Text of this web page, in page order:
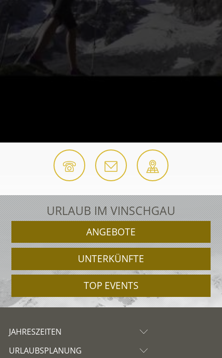
URLAUB IM VINSCHGAU
ANGEBOTE
UNTERKÜNFTE
TOP EVENTS
JAHRESZEITEN
URLAUBSPLANUNG